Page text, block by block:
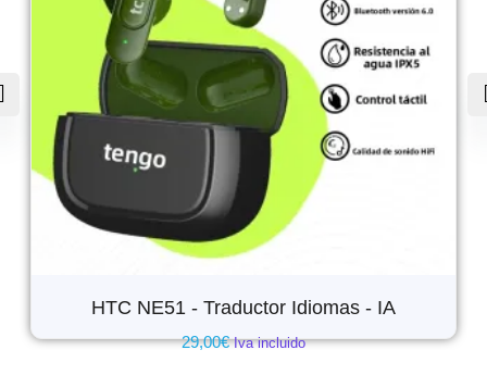
HTC NE51 - Traductor Idiomas - IA
29,00€ Iva incluido